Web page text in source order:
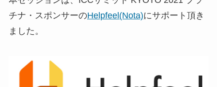
チナ・スポンサーのHelpfeel(Nota)にサポート頂き
ました。